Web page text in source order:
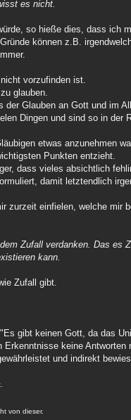
es nicht.
so hieße dies, dass ich
können z.B.
vorzufinden ist.
glauben.
Glauben an Gott und im
Dingen und sind so in
etwas anzunehmen
Punkten entzieht.
dass vieles absichtlich
damit letztendlich
zurzeit einfielen, welche
Zufall verdanken. Das
kann.
Zufall gibt.
gibt keinen Gott, da das
keine
und indirekt
von dieser.